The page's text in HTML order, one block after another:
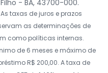
- BA, 43700-000.
As taxas de juros e prazos
as determinações de
como políticas internas.
de 6 meses e máximo de
R$ 200,00. A taxa de